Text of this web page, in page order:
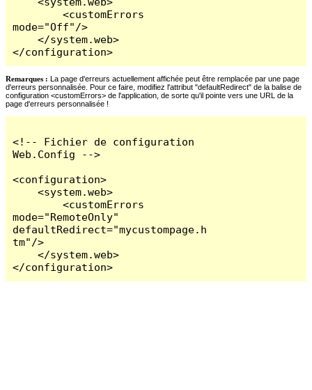
        <customErrors
mode="Off"/>
    </system.web>
</configuration>
Remarques : La page d'erreurs actuellement affichée peut être remplacée par une page
d'erreurs personnalisée. Pour ce faire, modifiez l'attribut "defaultRedirect" de la balise de
configuration <customErrors> de l'application, de sorte qu'il pointe vers une URL de la
page d'erreurs personnalisée !
<!-- Fichier de configuration
Web.Config -->
<configuration>
    <system.web>
        <customErrors
mode="RemoteOnly"
defaultRedirect="mycustompage.h
tm"/>
    </system.web>
</configuration>